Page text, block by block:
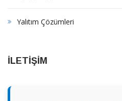
Yalıtım Çözümleri
İLETİŞİM